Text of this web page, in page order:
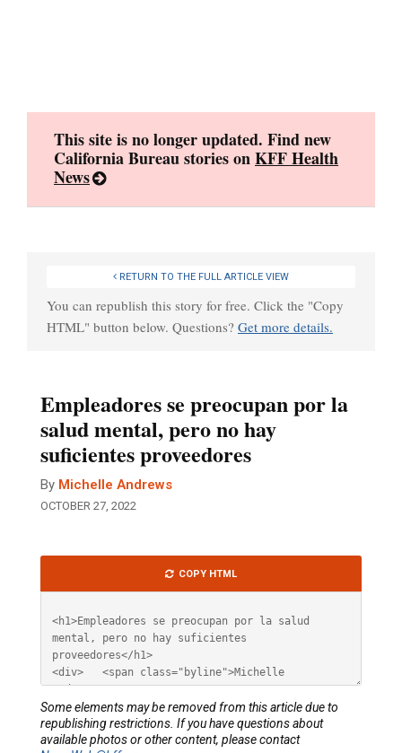
This site is no longer updated. Find new
California Bureau stories onKFF Health
News
RETURN TO THE FULL ARTICLE VIEW
You can republish this story for free. Click the "Copy
HTML" button below. Questions? Get more details.
Empleadores se preocupan por la
salud mental, pero no hay
suficientes proveedores
By Michelle Andrews
OCTOBER 27, 2022
HTML
COPY HTML
Some elements may be removed from this article due to
republishing restrictions. If you have questions about
available photos or other content, please contact